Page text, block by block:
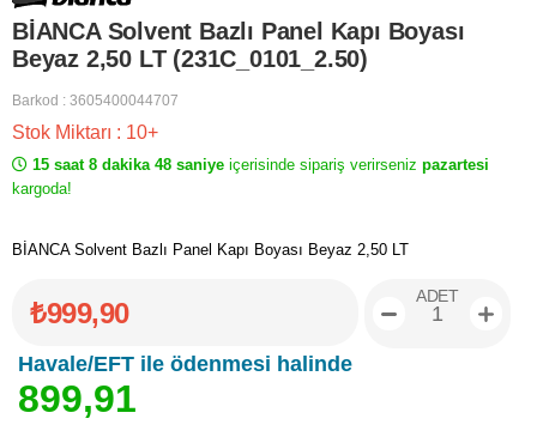
BİANCA Solvent Bazlı Panel Kapı Boyası
Beyaz 2,50 LT (231C_0101_2.50)
Barkod : 3605400044707
Stok Miktarı : 10+
15 saat 8 dakika 48 saniye içerisinde sipariş verirseniz pazartesi
kargoda!
BİANCA Solvent Bazlı Panel Kapı Boyası Beyaz 2,50 LT
₺999,90
Havale/EFT ile ödenmesi halinde
899,91
ADET